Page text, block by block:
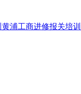
黄浦工商进修报关培训